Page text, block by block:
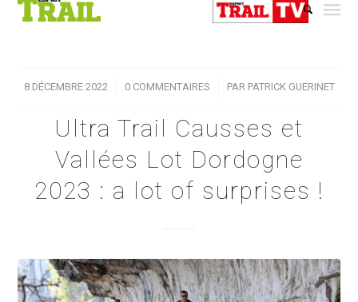
8 DÉCEMBRE 2022
/ 0 COMMENTAIRES
/ PAR PATRICK GUERINET
Ultra Trail Causses et
Vallées Lot Dordogne
2023 : a lot of surprises !